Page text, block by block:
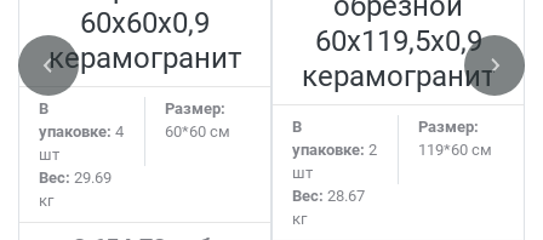
60х60x0,9
керамогранит
В
упаковке: 4
шт
Размер:
60*60 см
Вес: 29.69
кг
60х119,5x0,9
керамогранит
В
упаковке: 2
шт
Размер:
119*60 см
Вес: 28.67
кг